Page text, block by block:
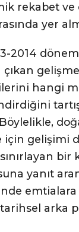
rekabet ve
yer
2014
çıkan
hangi
için gelişimi
bir
yanıt
emtialara
arka